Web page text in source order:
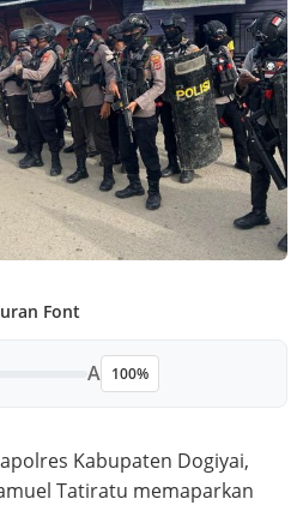
Font
A 100%
Kabupaten Dogiyai,
Tatiratu memaparkan